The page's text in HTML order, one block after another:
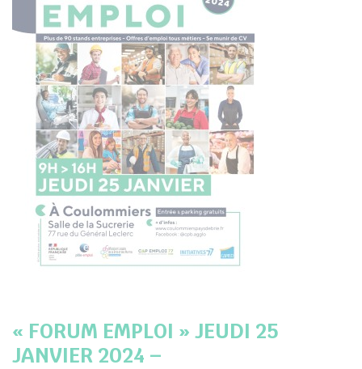
« FORUM EMPLOI » JEUDI 25
JANVIER 2024 –